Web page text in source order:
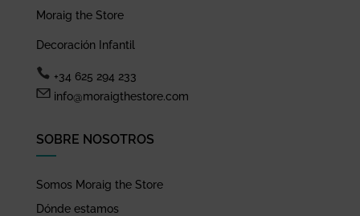
Moraig the Store
Decoración Infantil
+34 625 294 233
info@moraigthestore.com
SOBRE NOSOTROS
Somos Moraig the Store
Dónde estamos